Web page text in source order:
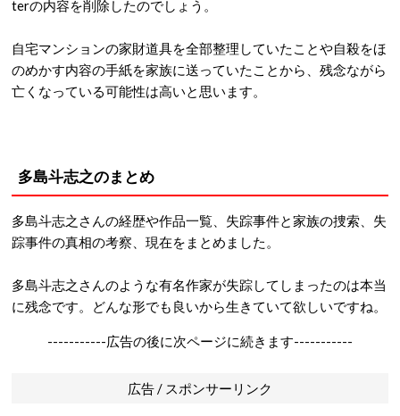
terの内容を削除したのでしょう。
自宅マンションの家財道具を全部整理していたことや自殺をほ
のめかす内容の手紙を家族に送っていたことから、残念ながら
亡くなっている可能性は高いと思います。
多島斗志之のまとめ
多島斗志之さんの経歴や作品一覧、失踪事件と家族の捜索、失
踪事件の真相の考察、現在をまとめました。
多島斗志之さんのような有名作家が失踪してしまったのは本当
に残念です。どんな形でも良いから生きていて欲しいですね。
-----------広告の後に次ページに続きます-----------
広告 / スポンサーリンク